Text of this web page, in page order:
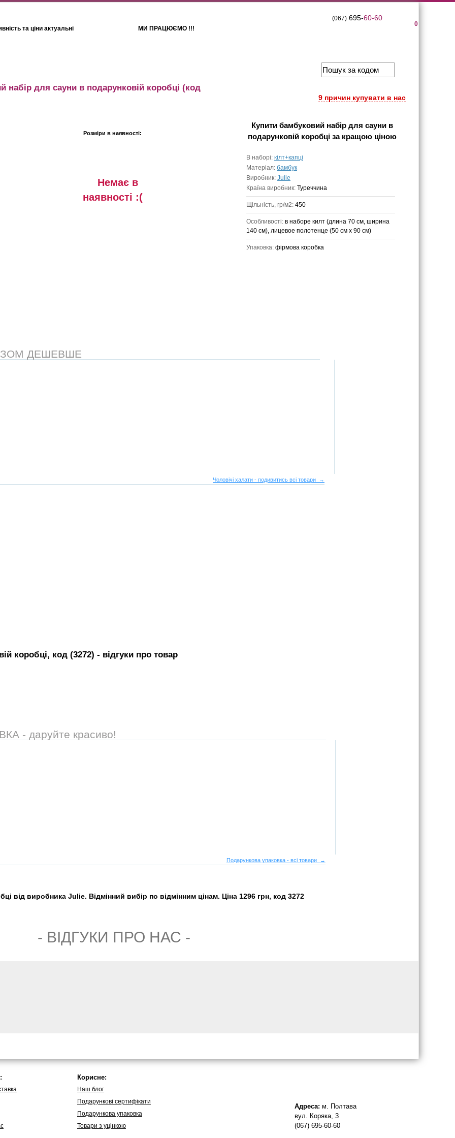
та ціни актуальні МИ ПРАЦЮЄМО !!!
0
(067)695-60-60
9 причин купувати в нас
набір для сауни в подарунковій коробці (код
Розміри в наявності:
Немає в
наявностi :(
Купити бамбуковий набір для сауни в
подарунковій коробціза кращою ціною
В наборі: кілт+капці
Матеріал: бамбук
Виробник: Julie
Країна виробник: Туреччина
Щільність, гр/м2: 450
Особливості: в наборе килт (длина 70 см, ширина
140 см), лицевое полотенце (50 см х 90 см)
Упаковка: фірмова коробка
ДЕШЕВШЕ
Чоловічі халати - подивитись всі товари →
коробці, код (3272) - вiдгуки про товар
- даруйте красиво!
Подарункова упаковка - всі товари →
від виробника Julie. Відмінний вибір по відмінним цінам. Ціна 1296 грн, код 3272
- ВIДГУКИ ПРО НАС -
Корисне:
Наш блог
Подарункові сертифікати
Подарункова упаковка
Товари з уцінкою
Адреса: м. Полтава
вул. Коряка, 3
(067) 695-60-60